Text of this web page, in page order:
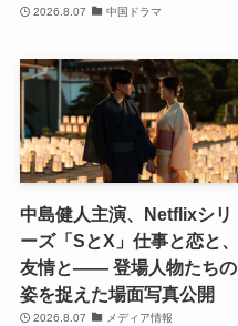
2026.8.07 中国ドラマ
中島健人主演、Netflixシリ
ーズ「SとX」仕事と恋と、
友情と―― 登場人物たちの
姿を捉えた場面写真公開
2026.8.07 メディア情報